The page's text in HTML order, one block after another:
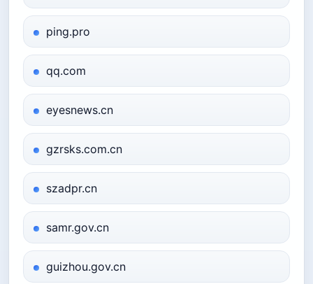
ping.pro
qq.com
eyesnews.cn
gzrsks.com.cn
szadpr.cn
samr.gov.cn
guizhou.gov.cn